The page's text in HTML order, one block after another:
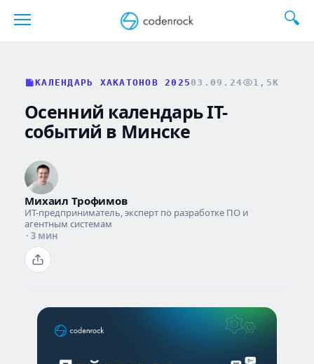
КАЛЕНДАРЬ ХАКАТОНОВ 2025 03.09.24 1,5K
Осенний календарь IT-
событий в Минске
Михаил Трофимов
ИТ-предприниматель, эксперт по разработке ПО и
агентным системам
· 3 мин